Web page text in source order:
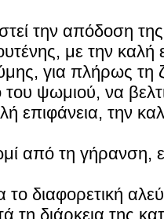
την απόδοση
με την
για πλήρως τη
του ψωμιού, να
επιφάνεια, την
από τη γήρανση,
διαφορετική
τη διάρκεια της